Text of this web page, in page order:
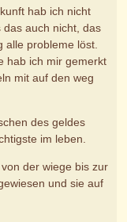
hab ich nicht
auch nicht, das
alle probleme löst.
hab ich mir gemerkt
mit auf den weg
des geldes
im leben.
der wiege bis zur
und sie auf